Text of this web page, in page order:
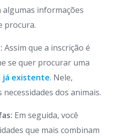
informações
procura.
Assim que a inscrição é
se quer procurar uma
já existente. Nele,
dos animais.
Em seguida, você
que mais combinam